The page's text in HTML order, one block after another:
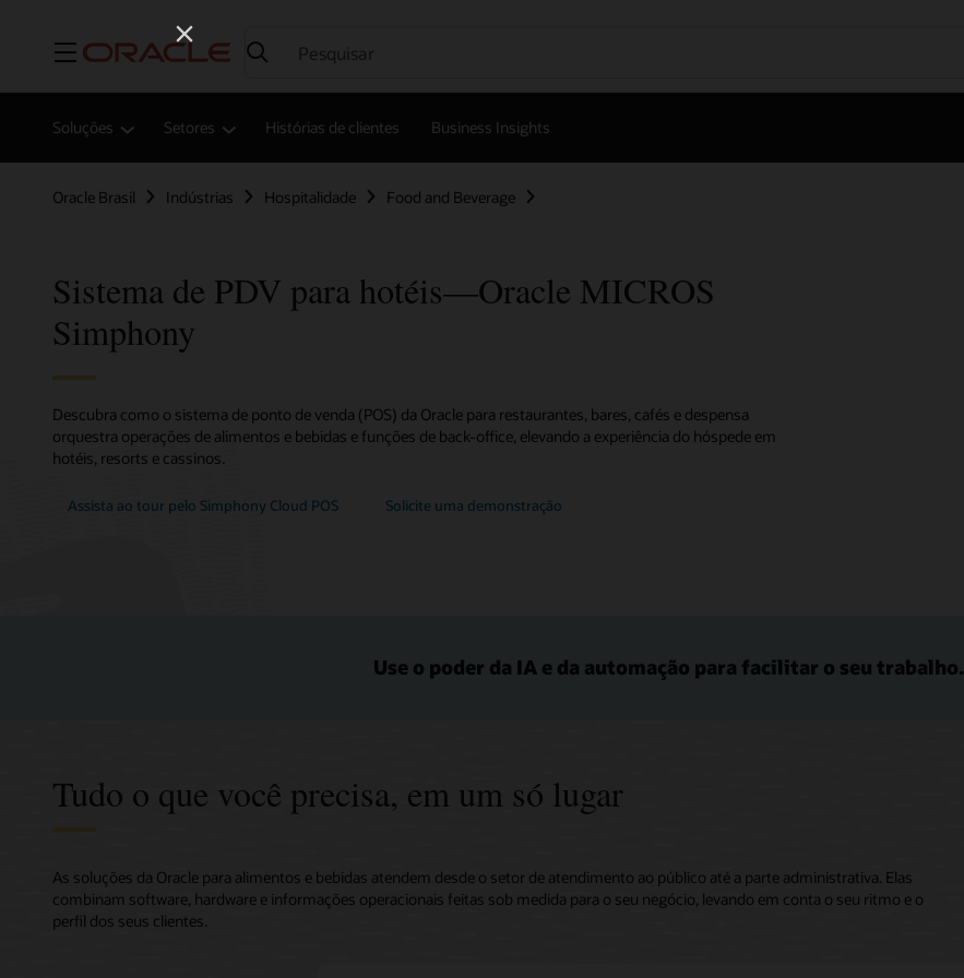
Menu
Soluções Setores Histórias de clientes Business Insights
Oracle Brasil Indústrias Hospitalidade Food and Beverage
Sistema de PDV para hotéis—Oracle MICROS
Simphony
Descubra como o sistema de ponto de venda (POS) da Oracle para restaurantes, bares, cafés e despensa
orquestra operações de alimentos e bebidas e funções de back-office, elevando a experiência do hóspede em
hotéis, resorts e cassinos.
Assista ao tour pelo Simphony Cloud POS Solicite uma demonstração
Use o poder da IA e da automação para facilitar o seu trabalho.
Tudo o que você precisa, em um só lugar
As soluções da Oracle para alimentos e bebidas atendem desde o setor de atendimento ao público até a parte administrativa. Elas
combinam software, hardware e informações operacionais feitas sob medida para o seu negócio, levando em conta o seu ritmo e o
perfil dos seus clientes.